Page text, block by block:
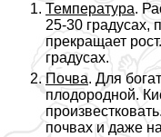
Температура.
25-30 градусах,
прекращает
градусах.
Почва. Для
плодородной.
почвах и даже